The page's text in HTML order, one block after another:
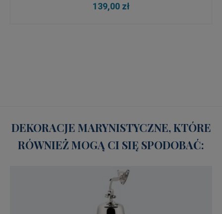
139,00 zł
DEKORACJE MARYNISTYCZNE, KTÓRE
RÓWNIEŻ MOGĄ CI SIĘ SPODOBAĆ: